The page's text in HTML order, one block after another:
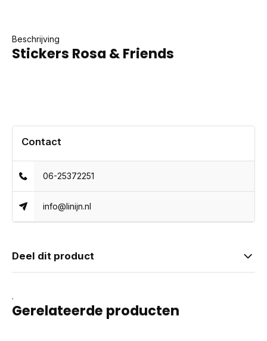
Beschrijving
Stickers Rosa & Friends
Contact
06-25372251
info@linijn.nl
Deel dit product
.
Gerelateerde producten